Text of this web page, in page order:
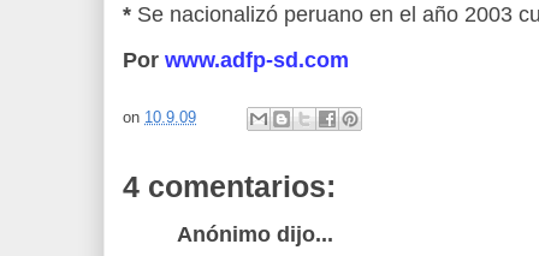
* Se nacionalizó peruano en el año 2003
Por www.adfp-sd.com
on 10.9.09
4 comentarios:
Anónimo dijo...